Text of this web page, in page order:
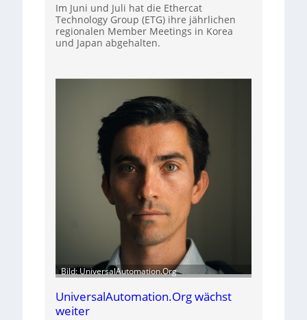
Im Juni und Juli hat die Ethercat
Technology Group (ETG) ihre jährlichen
regionalen Member Meetings in Korea
und Japan abgehalten.
Bild: UniversalAutomation.Org
UniversalAutomation.Org wächst
weiter